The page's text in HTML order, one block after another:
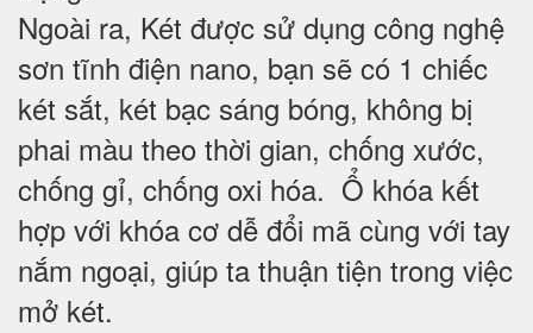
Ngoài ra, Két được sử dụng công nghệ
sơn tĩnh điện nano, bạn sẽ có 1 chiếc
két sắt, két bạc sáng bóng, không bị
phai màu theo thời gian, chống xước,
chống gỉ, chống oxi hóa. Ổ khóa kết
hợp với khóa cơ dễ đổi mã cùng với tay
nắm ngoại, giúp ta thuận tiện trong việc
mở két.